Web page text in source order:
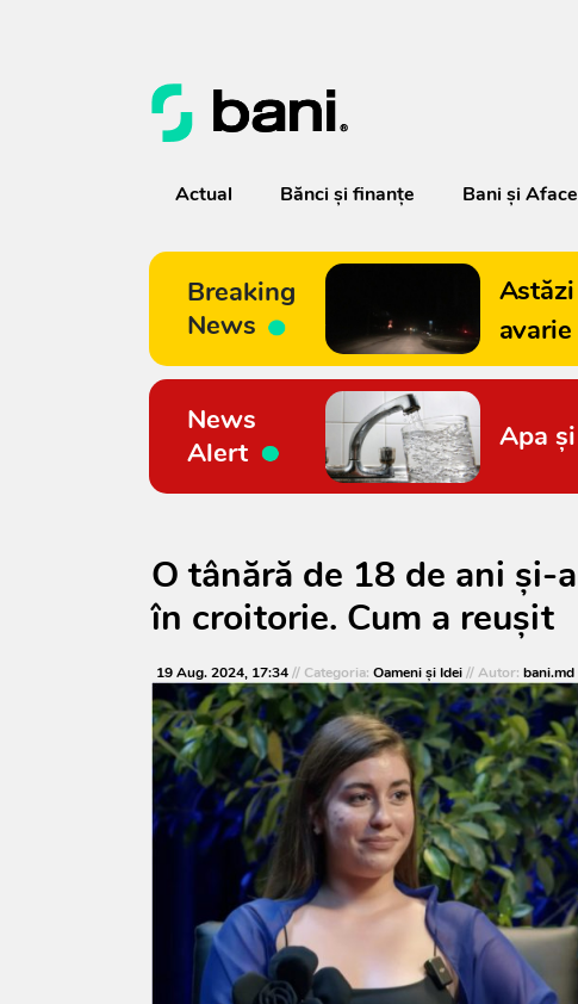
Actual Bănci şi finanţe Bani și
Breaking
News
avarie
News
Alert
Apa
O tânără de 18 de ani şi-
în croitorie. Cum a reușit
19 Aug. 2024, 17:34// Categoria: Oameni şi Idei// Autor: bani.md